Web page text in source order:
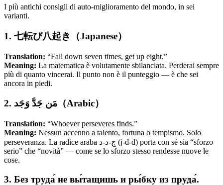
I più antichi consigli di auto-miglioramento del mondo, in sei
varianti.
1. 七転び八起き（Japanese）
Translation: “Fall down seven times, get up eight.”
Meaning: La matematica è volutamente sbilanciata. Perderai sempre
più di quanto vincerai. Il punto non è il punteggio — è che sei
ancora in piedi.
2. مَن جَدَّ وَجَد（Arabic）
Translation: “Whoever perseveres finds.”
Meaning: Nessun accenno a talento, fortuna o tempismo. Solo
perseveranza. La radice araba ج-د-د (j-d-d) porta con sé sia “sforzo
serio” che “novità” — come se lo sforzo stesso rendesse nuove le
cose.
3. Без труда́ не вы́тащишь и ры́бку из пруда́.